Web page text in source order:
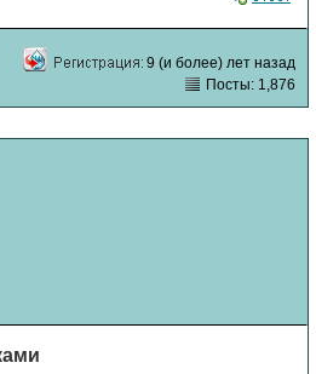
9 (и более) лет назад
Посты: 1,876